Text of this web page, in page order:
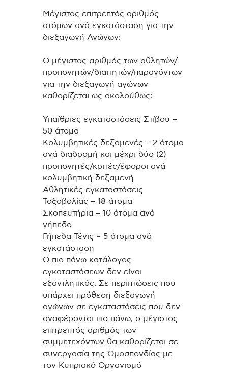
Μέγιστος επιτρεπτός αριθμός
ατόμων ανά εγκατάσταση για την
διεξαγωγή Αγώνων:
Ο μέγιστος αριθμός των αθλητών/
προπονητών/διαιτητών/παραγόντων
για την διεξαγωγή αγώνων
καθορίζεται ως ακολούθως:
Υπαίθριες εγκαταστάσεις Στίβου –
50 άτομα
Κολυμβητικές δεξαμενές – 2 άτομα
ανά διαδρομή και μέχρι δύο (2)
προπονητές/κριτές/έφοροι ανά
κολυμβητική δεξαμενή
Αθλητικές εγκαταστάσεις
Τοξοβολίας – 18 άτομα
Σκοπευτήρια – 10 άτομα ανά
γήπεδο
Γήπεδα Τένις – 5 άτομα ανά
εγκατάσταση
Ο πιο πάνω κατάλογος
εγκαταστάσεων δεν είναι
εξαντλητικός. Σε περιπτώσεις που
υπάρχει πρόθεση διεξαγωγή
αγώνων σε εγκαταστάσεις που δεν
αναφέρονται πιο πάνω, ο μέγιστος
επιτρεπτός αριθμός των
συμμετεχόντων θα καθορίζεται σε
συνεργασία της Ομοσπονδίας με
τον Κυπριακό Οργανισμό